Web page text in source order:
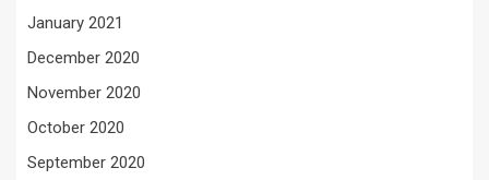
January 2021
December 2020
November 2020
October 2020
September 2020